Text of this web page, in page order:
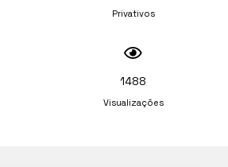
Privativos
1488
Visualizações